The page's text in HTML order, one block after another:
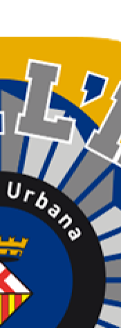
L’App
aplicació
ciutadana
Urbana
posa a la
per
seguretat
qualsevol
o perill.